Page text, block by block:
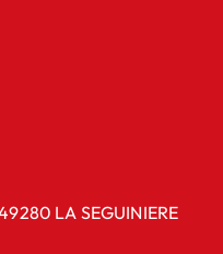
LA SEGUINIERE